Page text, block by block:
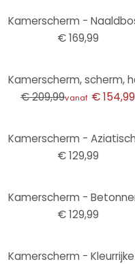
€ 169,99
€ 209,99vanaf € 154,99
€ 129,99
€ 129,99